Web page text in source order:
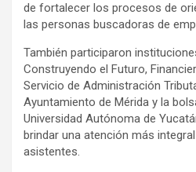
de fortalecer los procesos de
las personas buscadoras de
También participaron
Construyendo el Futuro,
Servicio de Administración
Ayuntamiento de Mérida y la
Universidad Autónoma de
brindar una atención más
asistentes.